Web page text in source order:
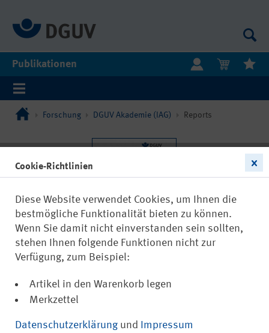
Publikationen
Forschung DGUV Akademie (IAG) Reports
Cookie-Richtlinien
Diese Website verwendet Cookies, um Ihnen die
bestmögliche Funktionalität bieten zu können.
Wenn Sie damit nicht einverstanden sein sollten,
stehen Ihnen folgende Funktionen nicht zur
Verfügung, zum Beispiel:
Artikel in den Warenkorb legen
Merkzettel
Datenschutzerklärung und Impressum